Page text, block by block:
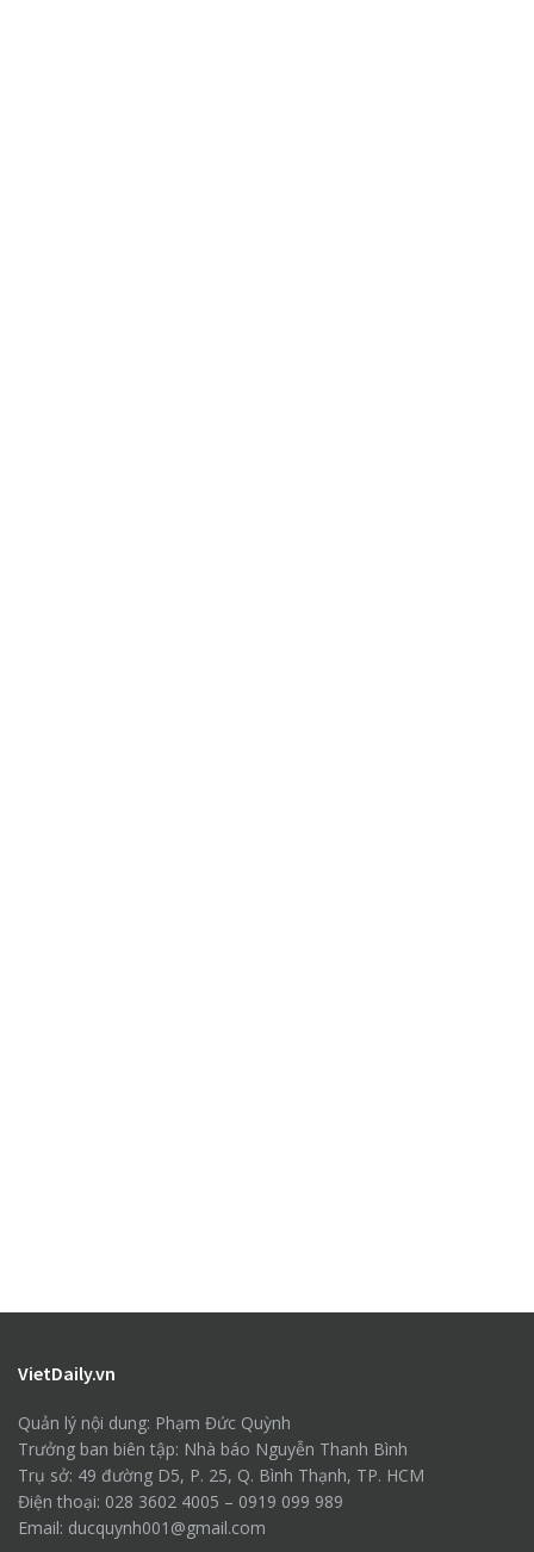
VietDaily.vn
Quản lý nội dung: Phạm Đức Quỳnh
Trưởng ban biên tập: Nhà báo Nguyễn Thanh Bình
Trụ sở: 49 đường D5, P. 25, Q. Bình Thạnh, TP. HCM
Điện thoại: 028 3602 4005 – 0919 099 989
Email: ducquynh001@gmail.com